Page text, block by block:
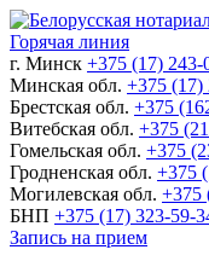
Горячая линия
г. Минск +375 (17) 243-
Минская обл. +375 (17)
Брестская обл. +375
Витебская обл. +375
Гомельская обл. +375
Гродненская обл. +375
Могилевская обл. +375
БНП +375 (17) 323-59-
Запись на прием